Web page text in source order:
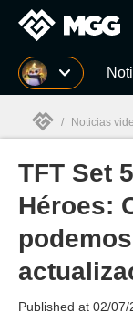
MGG
MGG
/ Noticias
TFT Set
Héroes:
Published at 02/07/